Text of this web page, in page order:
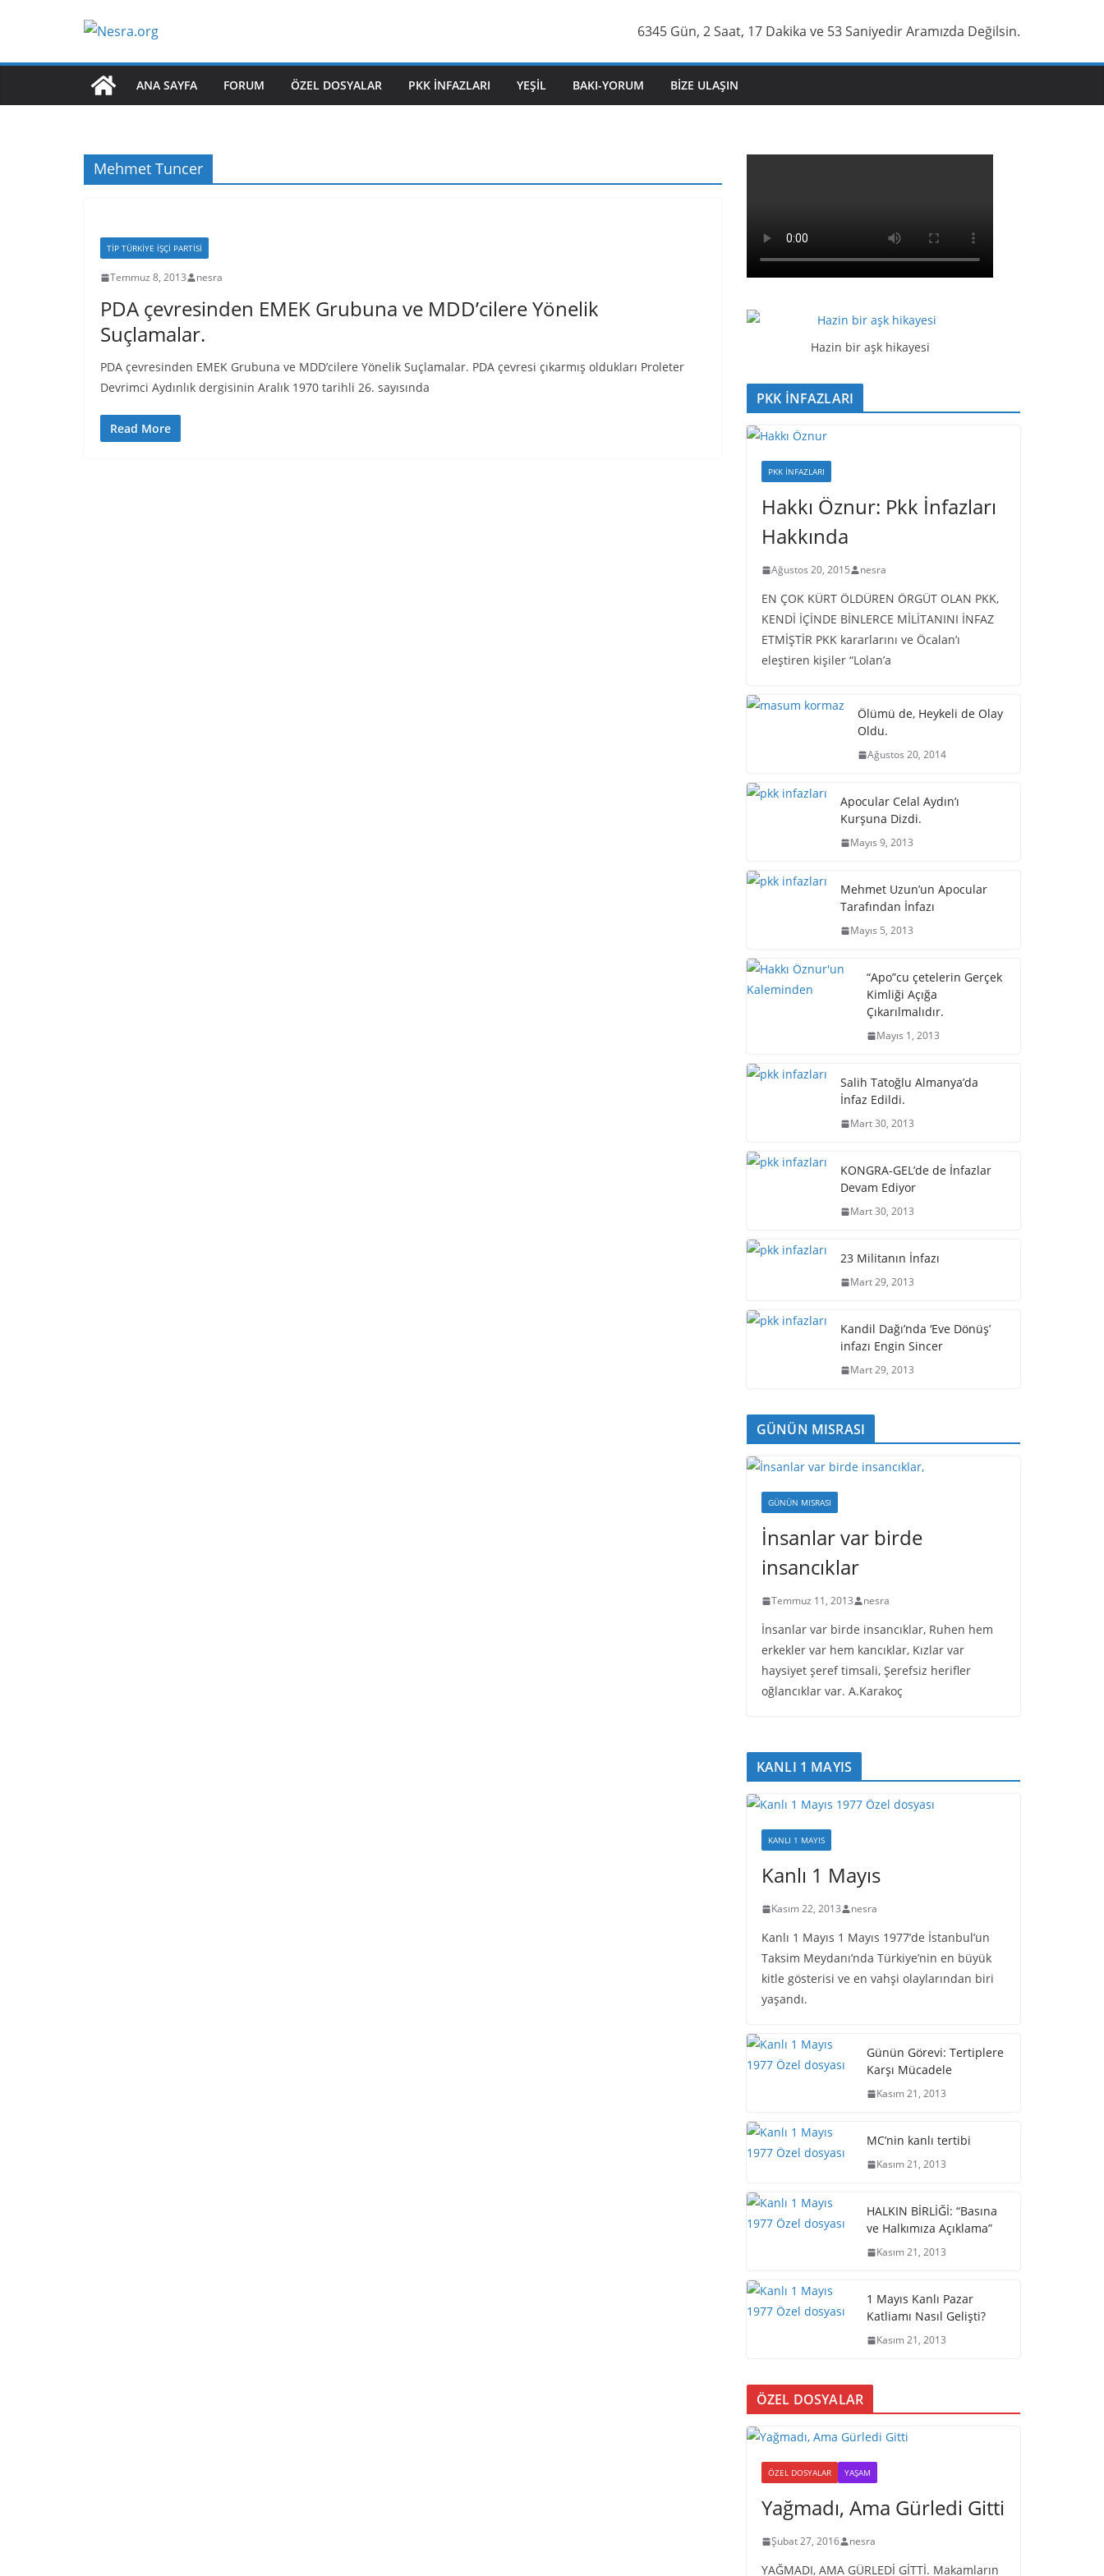
6345 Gün, 2 Saat, 17 Dakika ve 54 Saniyedir Aramızda Değilsin.
ANA SAYFA FORUM ÖZEL DOSYALAR PKK İNFAZLARI YEŞIL BAKI-YORUM BIZE ULAŞIN
Mehmet Tuncer
TİP TÜRKIYE İŞÇI PARTISI
Temmuz 8, 2013 nesra
PDA çevresinden EMEK Grubuna ve MDD’cilere Yönelik
Suçlamalar.
PDA çevresinden EMEK Grubuna ve MDD’cilere Yönelik Suçlamalar. PDA çevresi çıkarmış oldukları Proleter
Devrimci Aydınlık dergisinin Aralık 1970 tarihli 26. sayısında
Read More
Hazin bir aşk hikayesi
PKK İNFAZLARI
PKK İNFAZLARI
Hakkı Öznur: Pkk İnfazları
Hakkında
Ağustos 20, 2015 nesra
EN ÇOK KÜRT ÖLDÜREN ÖRGÜT OLAN PKK,
KENDİ İÇİNDE BİNLERCE MİLİTANINI İNFAZ
ETMİŞTİR PKK kararlarını ve Öcalan’ı
eleştiren kişiler “Lolan’a
Ölümü de, Heykeli de Olay
Oldu.
Ağustos 20, 2014
Apocular Celal Aydın’ı
Kurşuna Dizdi.
Mayıs 9, 2013
Mehmet Uzun’un Apocular
Tarafından İnfazı
Mayıs 5, 2013
“Apo”cu çetelerin Gerçek
Kimliği Açığa
Çıkarılmalıdır.
Mayıs 1, 2013
Salih Tatoğlu Almanya’da
İnfaz Edildi.
Mart 30, 2013
KONGRA-GEL’de de İnfazlar
Devam Ediyor
Mart 30, 2013
23 Militanın İnfazı
Mart 29, 2013
Kandil Dağı’nda ‘Eve Dönüş’
infazı Engin Sincer
Mart 29, 2013
GÜNÜN MISRASI
GÜNÜN MISRASI
İnsanlar var birde
insancıklar
Temmuz 11, 2013 nesra
İnsanlar var birde insancıklar, Ruhen hem
erkekler var hem kancıklar, Kızlar var
haysiyet şeref timsali, Şerefsiz herifler
oğlancıklar var. A.Karakoç
KANLI 1 MAYIS
KANLI 1 MAYIS
Kanlı 1 Mayıs
Kasım 22, 2013 nesra
Kanlı 1 Mayıs 1 Mayıs 1977’de İstanbul’un
Taksim Meydanı’nda Türkiye’nin en büyük
kitle gösterisi ve en vahşi olaylarından biri
yaşandı.
Günün Görevi: Tertiplere
Karşı Mücadele
Kasım 21, 2013
MC’nin kanlı tertibi
Kasım 21, 2013
HALKIN BİRLİĞİ: “Basına
ve Halkımıza Açıklama”
Kasım 21, 2013
1 Mayıs Kanlı Pazar
Katliamı Nasıl Gelişti?
Kasım 21, 2013
ÖZEL DOSYALAR
ÖZEL DOSYALAR YAŞAM
Yağmadı, Ama Gürledi Gitti
Şubat 27, 2016 nesra
YAĞMADI, AMA GÜRLEDİ GİTTİ. Makamların